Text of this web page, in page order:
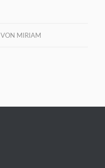
VON MIRIAM